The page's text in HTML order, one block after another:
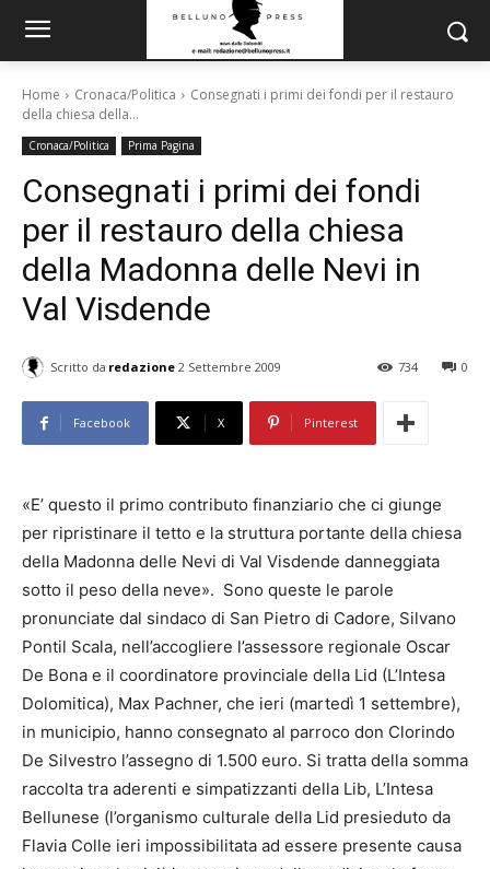
Home Cronaca/Politica
Consegnati i primi dei fondi per il restauro
della chiesa della...
Cronaca/Politica Prima Pagina
Consegnati i primi dei fondi
per il restauro della chiesa
della Madonna delle Nevi in
Val Visdende
Scritto da redazione 2 Settembre 2009 0
734
Facebook X Pinterest
«E’ questo il primo contributo finanziario che ci giunge
per ripristinare il tetto e la struttura portante della chiesa
della Madonna delle Nevi di Val Visdende danneggiata
sotto il peso della neve». Sono queste le parole
pronunciate dal sindaco di San Pietro di Cadore, Silvano
Pontil Scala, nell’accogliere l’assessore regionale Oscar
De Bona e il coordinatore provinciale della Lid (L’Intesa
Dolomitica), Max Pachner, che ieri (martedì 1 settembre),
in municipio, hanno consegnato al parroco don Clorindo
De Silvestro l’assegno di 1.500 euro. Si tratta della somma
raccolta tra aderenti e simpatizzanti della Lib, L’Intesa
Bellunese (l’organismo culturale della Lid presieduto da
Flavia Colle ieri impossibilitata ad essere presente causa